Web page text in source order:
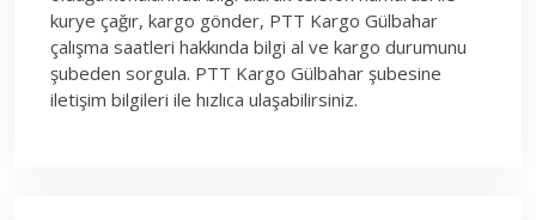
kurye çağır, kargo gönder, PTT Kargo Gülbahar
çalışma saatleri hakkında bilgi al ve kargo durumunu
şubeden sorgula. PTT Kargo Gülbahar şubesine
iletişim bilgileri ile hızlıca ulaşabilirsiniz.